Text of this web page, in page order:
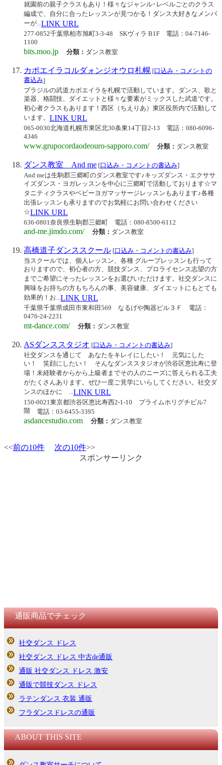
就園前の親子クラスもあり！様々なジャンル･レベルごとのクラス
編成で、自分に合ったレッスンが見つかる！ダンス大好きなメンバ
ーが...LINK URL
277-0852千葉県柏市旭町3-3-48 SKヴィラ B1F 電話：04-7146-
1100
bits.moo.jp
分類： ダンス教室
カポエイラコルダォンジオウロ札幌 [口込み・コメントの
書込み]
ブラジルの武道カポエイラを札幌で活動しています。ダンス、歌と
楽器、格闘技、ダイエットと様々な要素がミックスした武道です。
初心者クラスもあります！西区（ちえりあ）東区役所内で活動して
います。 LINK URL
065-0030北海道札幌市東区北30条東14丁目2-13 電話：080-6096-
4346
www.grupocordaodeouro-sapporo.com/
分類： ダンス教室
ダンス教室 And me [口込み・コメントの書込み]
And meは生駒郡三郷町のダンス教室です♪キッズダンス・エクササ
イズダンス・ヨガレッスンを中心に三郷町で活動しております☆マ
タニティクラスやベビーヨガマッサージレッスンもあります♪各種
出張レッスンも承りますのでお気軽にお問い合わせください
☆LINK URL
636-0801奈良県生駒郡三郷町 電話：080-8500-6112
and-me.jimdo.com/ 分類： ダンス教室
高橋道子ダンススクール [口込み・コメントの書込み]
当スクールでは、個人レッスン、各種 グループレッスンも行って
おりますので、初心者の方、競技ダンス、プロライセンス志望の方
までご希望にそったレッスンをお選びいただけます。社交ダンスに
興味をお持ちの方もちろんの事、美容健康、ダイエットにもとても
効果的！お...LINK URL
千葉県千葉県成田市東和田569 なるげや陶器ビル３Ｆ 電話：
0476-24-2231
mt-dance.com/
分類： ダンス教室
ASダンススタジオ [口込み・コメントの書込み]
社交ダンスを通じて あなたをキレイにしたい！ 元気にした
い！ 笑顔にしたい！ そんなダンススタジオが渋谷区恵比寿に登
場！未経験者からから上級者までその人のニーズに答えられる工夫
がたくさんあります。ぜひ一度ご見学にいらしてください。社交ダ
ンスのほかに ...LINK URL
150-0021東京都渋谷区恵比寿西2-1-10 プライムホリグチビル7
階 電話：03-6455-3395
asdancestudio.com 分類： ダンス教室
<<前の10件 次の10件>>
スポンサーリンク
通販商品でチェック
社交ダンス ドレス
社交ダンス ドレス 中古de通販
通販 社交ダンス ドレス 激安
通販で競技ダンス ドレス
ラテンダンス 衣装 通販
フラダンスドレスの通販
ABOUT THIS SITE